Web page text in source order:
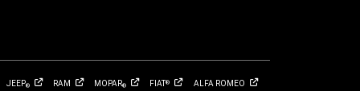
JEEP® RAM MOPAR® FIAT® ALFA ROMEO